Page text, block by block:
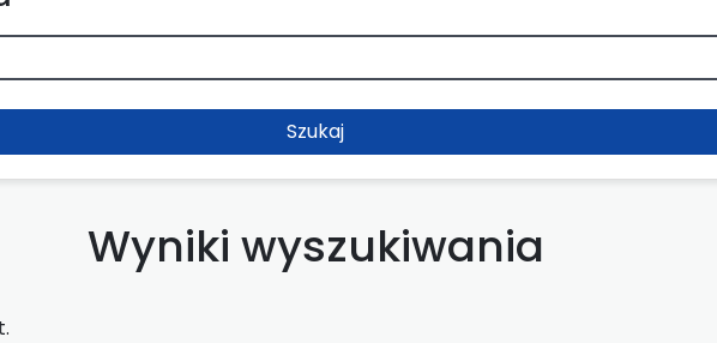
Szukaj
Wyniki wyszukiwania